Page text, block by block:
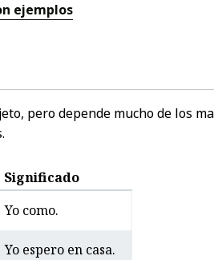
ejemplos
pero depende mucho de los
Significado
Yo como.
Yo espero en casa.